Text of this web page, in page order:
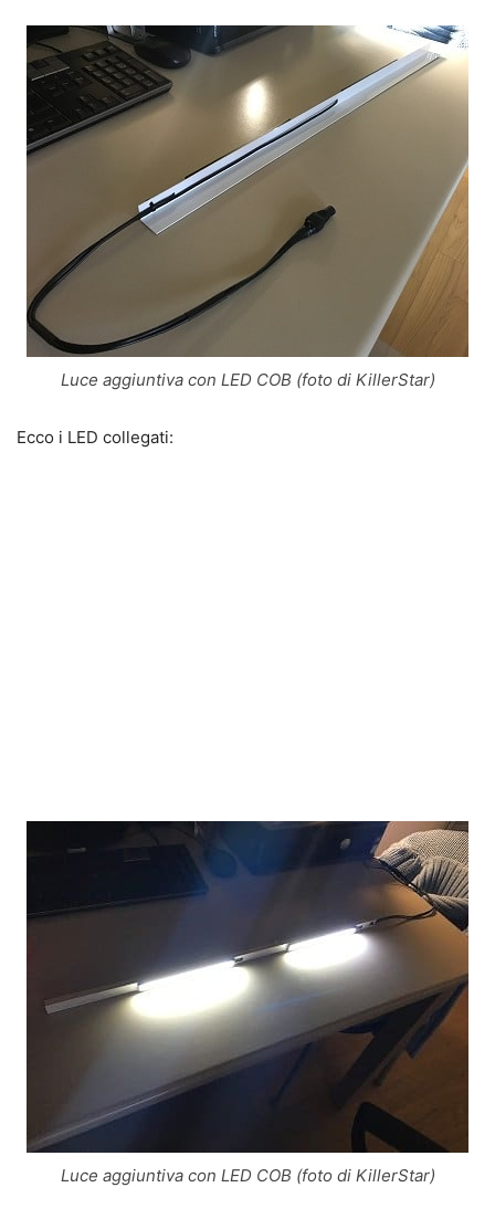
Luce aggiuntiva con LED COB (foto di KillerStar)
Ecco i LED collegati:
Luce aggiuntiva con LED COB (foto di KillerStar)